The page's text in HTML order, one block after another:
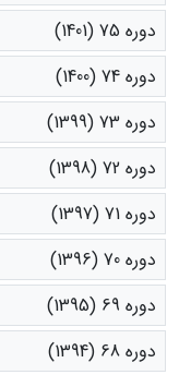
دوره 75 (1401)
دوره 74 (1400)
دوره 73 (1399)
دوره 72 (1398)
دوره 71 (1397)
دوره 70 (1396)
دوره 69 (1395)
دوره 68 (1394)